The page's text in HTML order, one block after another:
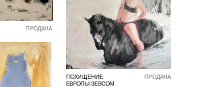
ПОХИЩЕНИЕ
ЕВРОПЫ ЗЕВСОМ
ПРОДАНА
ПРОДАНА